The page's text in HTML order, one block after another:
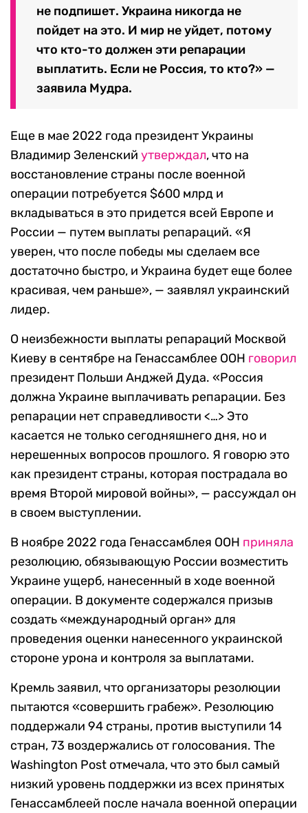
не подпишет. Украина никогда не
пойдет на это. И мир не уйдет, потому
что кто-то должен эти репарации
выплатить. Если не Россия, то кто?» —
заявила Мудра.
Еще в мае 2022 года президент Украины
Владимир Зеленский утверждал, что на
восстановление страны после военной
операции потребуется $600 млрд и
вкладываться в это придется всей Европе и
России — путем выплаты репараций. «Я
уверен, что после победы мы сделаем все
достаточно быстро, и Украина будет еще более
красивая, чем раньше», — заявлял украинский
лидер.
О неизбежности выплаты репараций Москвой
Киеву в сентябре на Генассамблее ООН говорил
президент Польши Анджей Дуда. «Россия
должна Украине выплачивать репарации. Без
репарации нет справедливости <…> Это
касается не только сегодняшнего дня, но и
нерешенных вопросов прошлого. Я говорю это
как президент страны, которая пострадала во
время Второй мировой войны», — рассуждал он
в своем выступлении.
В ноябре 2022 года Генассамблея ООН приняла
резолюцию, обязывающую России возместить
Украине ущерб, нанесенный в ходе военной
операции. В документе содержался призыв
создать «международный орган» для
проведения оценки нанесенного украинской
стороне урона и контроля за выплатами.
Кремль заявил, что организаторы резолюции
пытаются «совершить грабеж». Резолюцию
поддержали 94 страны, против выступили 14
стран, 73 воздержались от голосования. The
Washington Post отмечала, что это был самый
низкий уровень поддержки из всех принятых
Генассамблеей после начала военной операции